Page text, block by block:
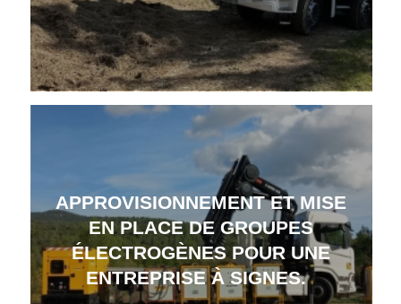
APPROVISIONNEMENT ET MISE
EN PLACE DE GROUPES
ÉLECTROGÈNES POUR UNE
ENTREPRISE À SIGNES.